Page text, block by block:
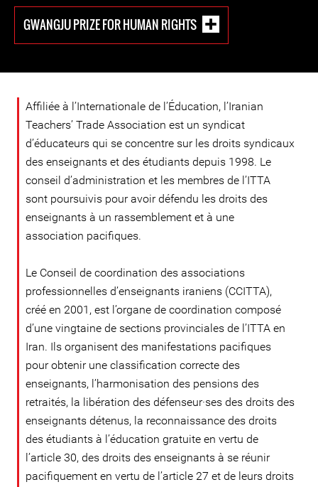
GWANGJU PRIZE FOR HUMAN RIGHTS
Affiliée à l’Internationale de l’Éducation, l’Iranian
Teachers’ Trade Association est un syndicat
d’éducateurs qui se concentre sur les droits syndicaux
des enseignants et des étudiants depuis 1998. Le
conseil d’administration et les membres de l’ITTA
sont poursuivis pour avoir défendu les droits des
enseignants à un rassemblement et à une
association pacifiques.
Le Conseil de coordination des associations
professionnelles d’enseignants iraniens (CCITTA),
créé en 2001, est l’organe de coordination composé
d’une vingtaine de sections provinciales de l’ITTA en
Iran. Ils organisent des manifestations pacifiques
pour obtenir une classification correcte des
enseignants, l’harmonisation des pensions des
retraités, la libération des défenseur·ses des droits des
enseignants détenus, la reconnaissance des droits
des étudiants à l’éducation gratuite en vertu de
l’article 30, des droits des enseignants à se réunir
pacifiquement en vertu de l’article 27 et de leurs droits